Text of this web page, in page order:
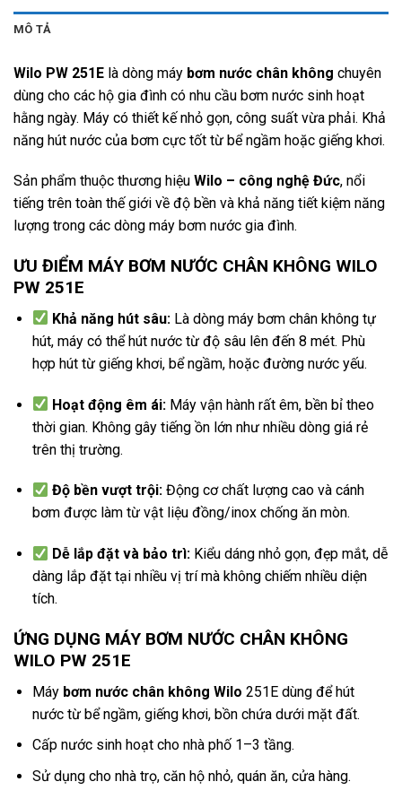
MÔ TẢ
Wilo PW 251E là dòng máy bơm nước chân không chuyên
dùng cho các hộ gia đình có nhu cầu bơm nước sinh hoạt
hằng ngày. Máy có thiết kế nhỏ gọn, công suất vừa phải. Khả
năng hút nước của bơm cực tốt từ bể ngầm hoặc giếng khơi.
Sản phẩm thuộc thương hiệu Wilo – công nghệ Đức, nổi
tiếng trên toàn thế giới về độ bền và khả năng tiết kiệm năng
lượng trong các dòng máy bơm nước gia đình.
ƯU ĐIỂM MÁY BƠM NƯỚC CHÂN KHÔNG WILO
PW 251E
Khả năng hút sâu: Là dòng máy bơm chân không tự
hút, máy có thể hút nước từ độ sâu lên đến 8 mét. Phù
hợp hút từ giếng khơi, bể ngầm, hoặc đường nước yếu.
Hoạt động êm ái: Máy vận hành rất êm, bền bỉ theo
thời gian. Không gây tiếng ồn lớn như nhiều dòng giá rẻ
trên thị trường.
Độ bền vượt trội: Động cơ chất lượng cao và cánh
bơm được làm từ vật liệu đồng/inox chống ăn mòn.
Dễ lắp đặt và bảo trì: Kiểu dáng nhỏ gọn, đẹp mắt, dễ
dàng lắp đặt tại nhiều vị trí mà không chiếm nhiều diện
tích.
ỨNG DỤNG MÁY BƠM NƯỚC CHÂN KHÔNG
WILO PW 251E
Máy bơm nước chân không Wilo 251E dùng để hút
nước từ bể ngầm, giếng khơi, bồn chứa dưới mặt đất.
Cấp nước sinh hoạt cho nhà phố 1–3 tầng.
Sử dụng cho nhà trọ, căn hộ nhỏ, quán ăn, cửa hàng.